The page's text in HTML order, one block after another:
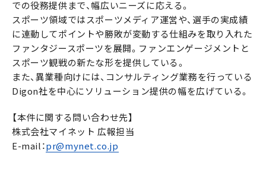
での役務提供まで、幅広いニーズに応える。
スポーツ領域ではスポーツメディア運営や、選手の実成績
に連動してポイントや勝敗が変動する仕組みを取り入れた
ファンタジースポーツを展開。ファンエンゲージメントと
スポーツ観戦の新たな形を提供している。
また、異業種向けには、コンサルティング業務を行っている
Digon社を中心にソリューション提供の幅を広げている。
【本件に関する問い合わせ先】
株式会社マイネット 広報担当
E-mail：pr@mynet.co.jp